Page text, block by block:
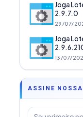
Joga
2.9.7.0
29/07/
Joga
13/07/
ASSINE